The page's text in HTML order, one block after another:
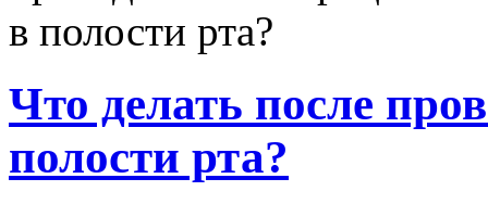
Что делать после
полости рта?